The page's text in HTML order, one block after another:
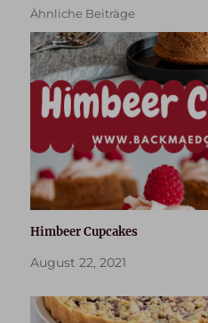
Ähnliche Beiträge
Himbeer Cupcakes
August 22, 2021